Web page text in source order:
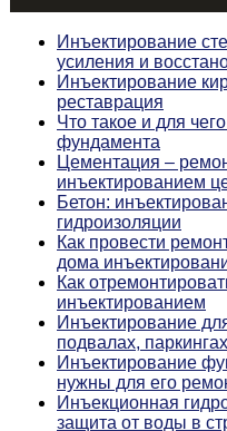
Инъектирование
усиления и
Инъектирование
реставрация
Что такое и для
фундамента
Цементация –
инъектированием
Бетон:
гидроизоляции
Как провести
дома
Как
инъектированием
Инъектирование
подвалах, паркингах
Инъектирование
нужны для его
Инъекционная
защита от воды в